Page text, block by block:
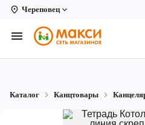
Череповец
Вологда
Архангельск
Каталог Канцтовары